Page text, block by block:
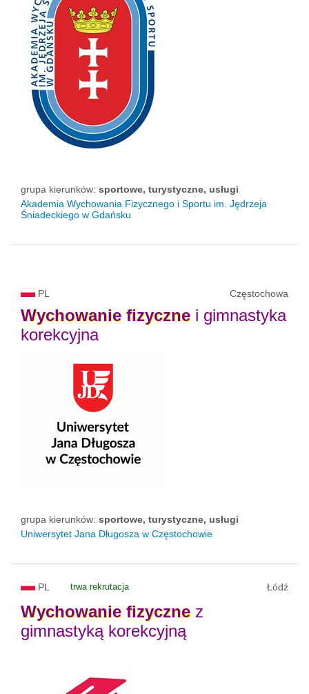
grupa kierunków: sportowe, turystyczne, usługi
Akademia Wychowania Fizycznego i Sportu im. Jędrzeja
Śniadeckiego w Gdańsku
PL Częstochowa
Wychowanie fizycznei gimnastyka
korekcyjna
grupa kierunków: sportowe, turystyczne, usługi
Uniwersytet Jana Długosza w Częstochowie
PL trwa rekrutacja Łódź
Wychowanie fizycznez
gimnastyką korekcyjną